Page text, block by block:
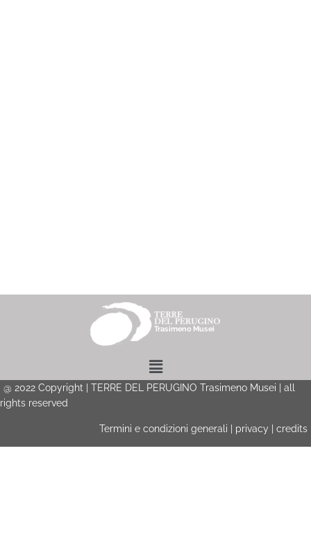
Menu
@ 2022 Copyright | TERRE DEL PERUGINO Trasimeno Musei | all
rights reserved
Termini e condizioni generali privacy credits